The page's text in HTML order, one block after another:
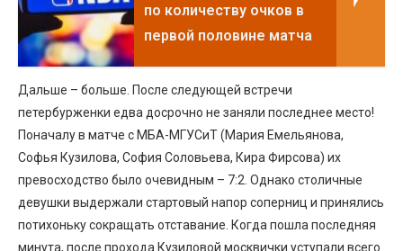
по количеству очков в
первой половине матча
Дальше – больше. После следующей встречи
петербурженки едва досрочно не заняли последнее место!
Поначалу в матче с МБА-МГУСиТ (Мария Емельянова,
Софья Кузилова, София Соловьева, Кира Фирсова) их
превосходство было очевидным – 7:2. Однако столичные
девушки выдержали стартовый напор соперниц и принялись
потихоньку сокращать отставание. Когда пошла последняя
минута, после прохода Кузиловой москвички уступали всего